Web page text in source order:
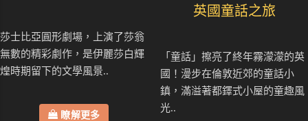
莎士比亞圓形劇場，上演了莎翁
無數的精彩劇作，是伊麗莎白輝
煌時期留下的文學風景..
瞭解更多
英國童話之旅
「童話」擦亮了終年霧濛濛的英
國！漫步在倫敦近郊的童話小
鎮，滿溢著都鐸式小屋的童趣風
光..